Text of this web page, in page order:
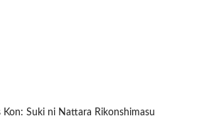
Kon: Suki ni Nattara Rikonshimasu